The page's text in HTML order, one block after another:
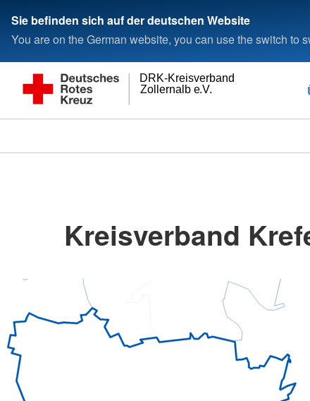
Sie befinden sich auf der deutschen Website
You are on the German website, you can use the switch to
Zollernalb e.V.
DRK-Kreisverband
Kreisverband